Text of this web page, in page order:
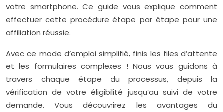
votre smartphone. Ce guide vous explique comment
effectuer cette procédure étape par étape pour une
affiliation réussie.
Avec ce mode d’emploi simplifié, finis les files d’attente
et les formulaires complexes ! Nous vous guidons à
travers chaque étape du processus, depuis la
vérification de votre éligibilité jusqu’au suivi de votre
demande. Vous découvrirez les avantages du